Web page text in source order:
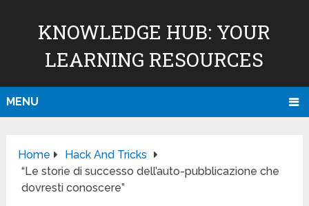
KNOWLEDGE HUB: YOUR
LEARNING RESOURCES
MENU
Home
Hack And Tricks
“Le storie di successo dell’auto-pubblicazione che
dovresti conoscere”